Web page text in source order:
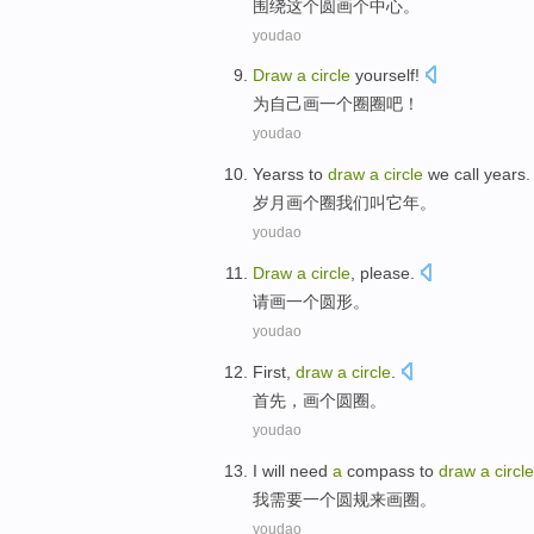
围绕这个 圆 画个中心。
youdao
Draw a circle yourself!
为自己画一个圈圈吧！
youdao
Yearss to draw a circle we call years
岁月画个圈我们叫它年。
youdao
Draw a circle please
请画一个圆形。
youdao
First draw a circle
首先 ， 画个圆圈 。
youdao
I will need a compass to draw a circle
我需要一个圆规来画圈。
youdao